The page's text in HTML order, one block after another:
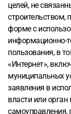
целей, не
строительством,
форме с
информационно-
пользования, в
«Интернет»,
муниципальных
заявления в
власти или орган
самоуправления,